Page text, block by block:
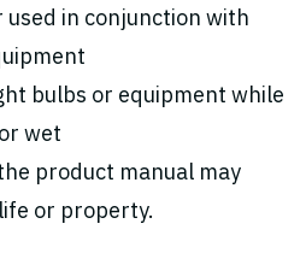
used in conjunction with
bulbs or equipment while
wet
product manual may
or property.